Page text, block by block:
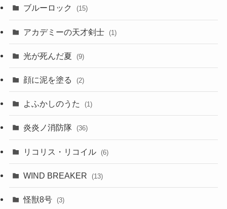
ブルーロック (15)
アカデミーの天才剣士 (1)
光が死んだ夏 (9)
顔に泥を塗る (2)
よふかしのうた (1)
炎炎ノ消防隊 (36)
リコリス・リコイル (6)
WIND BREAKER (13)
怪獣8号 (3)